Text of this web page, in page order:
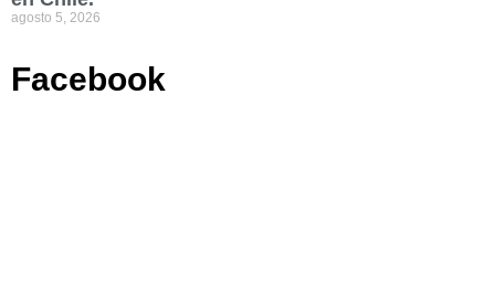
agosto 5, 2026
Facebook